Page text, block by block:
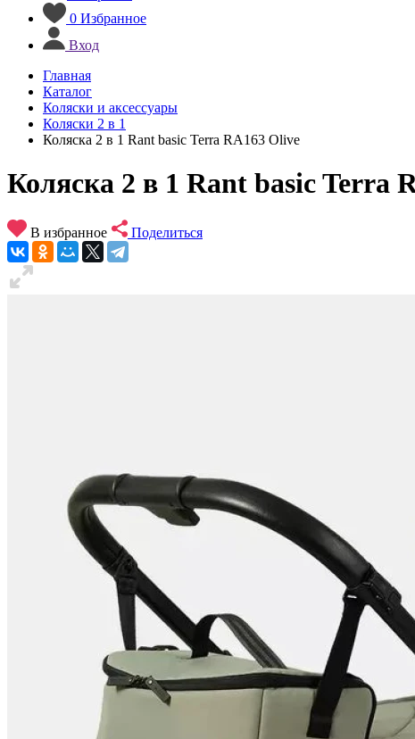
0 Избранное
Вход
Главная
Каталог
Коляски и аксессуары
Коляски 2 в 1
Коляска 2 в 1 Rant basic Terra RA163 Olive
Коляска 2 в 1 Rant basic Terra
В избранное Поделиться